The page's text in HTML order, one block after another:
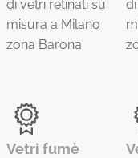
di vetri retinati su
misura a Milano
zona Barona
Vetri fumè